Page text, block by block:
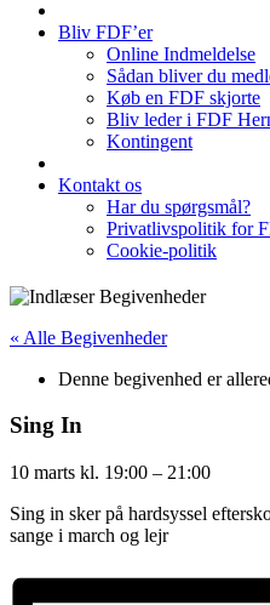
Bliv FDF’er
Online Indmeldelse
Sådan bliver du
Køb en FDF skjorte
Bliv leder i FDF
Kontingent
Kontakt os
Har du spørgsmål?
Privatlivspolitik for
Cookie-politik
« Alle Begivenheder
Denne begivenhed er
Sing In
10 marts kl. 19:00 – 21:00
Sing in sker på hardsyssel
sange i march og lejr